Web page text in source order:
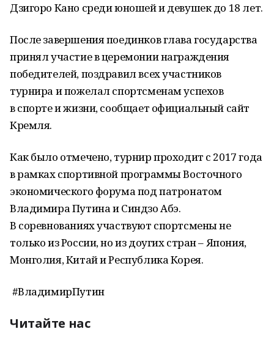
Дзигоро Кано среди юношей и девушек до 18 лет.
После завершения поединков глава государства
принял участие в церемонии награждения
победителей, поздравил всех участников
турнира и пожелал спортсменам успехов
в спорте и жизни, сообщает официальный сайт
Кремля.
Как было отмечено, турнир проходит с 2017 года
в рамках спортивной программы Восточного
экономического форума под патронатом
Владимира Путина и Синдзо Абэ.
В соревнованиях участвуют спортсмены не
только из России, но из доугих стран – Япония,
Монголия, Китай и Республика Корея.
#ВладимирПутин
Читайте нас